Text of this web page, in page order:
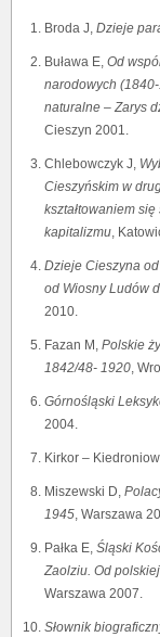
Broda J, Dzieje
Buława E, Od
narodowych
naturalne – Zarys
Cieszyn 2001.
Chlebowczyk J,
Cieszyńskim w
kształtowaniem
kapitalizmu,
Dzieje Cieszyna
od Wiosny Ludów
2010.
Fazan M, Polskie
1842/48- 1920,
Górnośląski
2004.
Kirkor –
Miszewski D,
1945, Warszawa
Pałka E, Śląski
Zaolziu. Od
Warszawa 2007.
Słownik